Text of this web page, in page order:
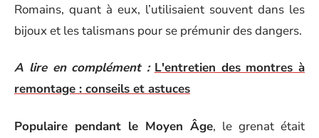
Romains, quant à eux, l’utilisaient souvent dans les
bijoux et les talismans pour se prémunir des dangers.
A lire en complément : L'entretien des montres à
remontage : conseils et astuces
Populaire pendant le Moyen Âge, le grenat était